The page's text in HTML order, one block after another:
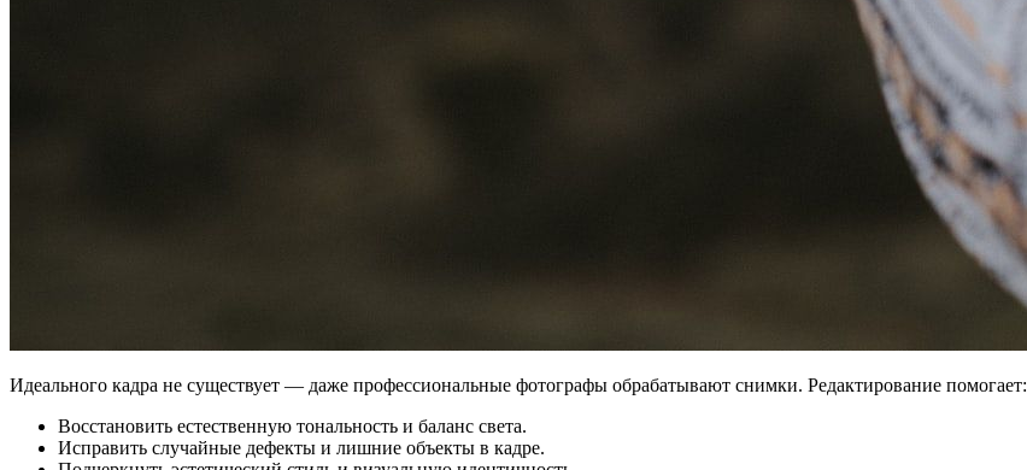
Идеального кадра не существует — даже профессиональные фотографы обрабатывают снимки. Редактирование помогает:
Восстановить естественную тональность и баланс света.
Исправить случайные дефекты и лишние объекты в кадре.